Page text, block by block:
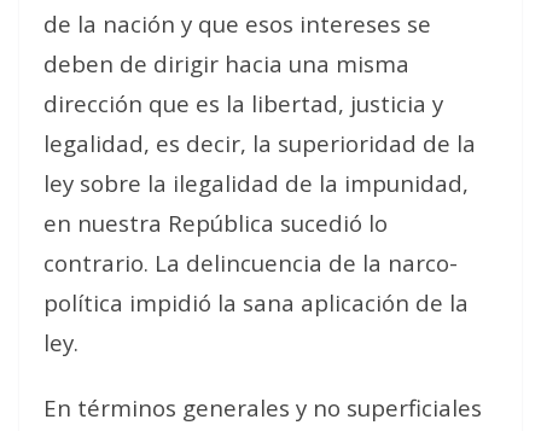
de la nación y que esos intereses se
deben de dirigir hacia una misma
dirección que es la libertad, justicia y
legalidad, es decir, la superioridad de la
ley sobre la ilegalidad de la impunidad,
en nuestra República sucedió lo
contrario. La delincuencia de la narco-
política impidió la sana aplicación de la
ley.
En términos generales y no superficiales